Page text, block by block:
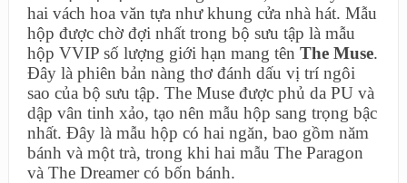
hai vách hoa văn tựa như khung cửa nhà hát. Mẫu
hộp được chờ đợi nhất trong bộ sưu tập là mẫu
hộp VVIP số lượng giới hạn mang tên The Muse.
Đây là phiên bản nàng thơ đánh dấu vị trí ngôi
sao của bộ sưu tập. The Muse được phủ da PU và
dập vân tinh xảo, tạo nên mẫu hộp sang trọng bậc
nhất. Đây là mẫu hộp có hai ngăn, bao gồm năm
bánh và một trà, trong khi hai mẫu The Paragon
và The Dreamer có bốn bánh.